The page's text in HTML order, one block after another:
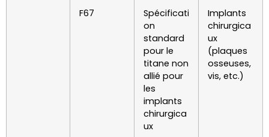
F67
Spécificati
on
standard
pour le
titane non
allié pour
les
implants
chirurgica
ux
Implants
chirurgica
ux
(plaques
osseuses,
vis, etc.)